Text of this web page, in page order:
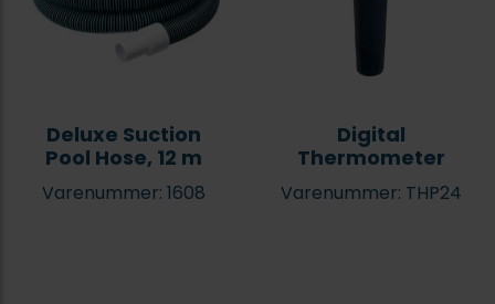
Deluxe Suction
Pool Hose, 12 m
Varenummer: 1608
Digital
Thermometer
Varenummer: THP24